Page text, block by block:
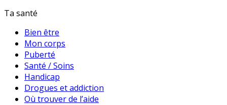
Ta santé
Bien être
Mon corps
Puberté
Santé / Soins
Handicap
Drogues et addiction
Où trouver de l’aide